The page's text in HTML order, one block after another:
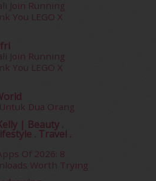
Join Running
You LEGO X
Join Running
You LEGO X
Dua Orang
| Beauty .
. Travel .
Of 2026: 8
Worth Trying